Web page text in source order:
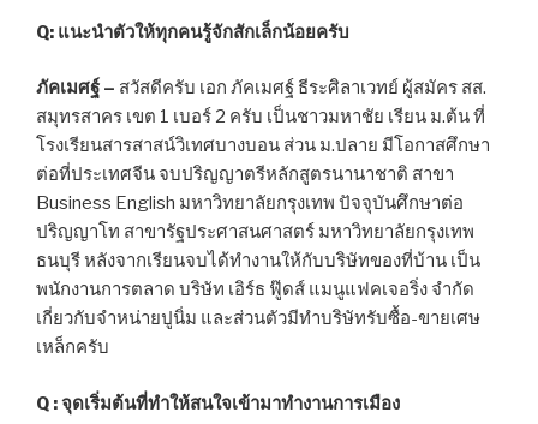
Q: แนะนำตัวให้ทุกคนรู้จักสักเล็กน้อยครับ
ภัคเมศฐ์ – สวัสดีครับ เอก ภัคเมศฐ์ ธีระศิลาเวทย์ ผู้สมัคร สส.
สมุทรสาคร เขต 1 เบอร์ 2 ครับ เป็นชาวมหาชัย เรียน ม.ต้น ที่
โรงเรียนสารสาสน์วิเทศบางบอน ส่วน ม.ปลาย มีโอกาสศึกษา
ต่อที่ประเทศจีน จบปริญญาตรีหลักสูตรนานาชาติ สาขา
Business English มหาวิทยาลัยกรุงเทพ ปัจจุบันศึกษาต่อ
ปริญญาโท สาขารัฐประศาสนศาสตร์ มหาวิทยาลัยกรุงเทพ
ธนบุรี หลังจากเรียนจบได้ทำงานให้กับบริษัทของที่บ้าน เป็น
พนักงานการตลาด บริษัท เอิร์ธ ฟู๊ดส์ แมนูแฟคเจอริ่ง จำกัด
เกี่ยวกับจำหน่ายปูนิ่ม และส่วนตัวมีทำบริษัทรับซื้อ-ขายเศษ
เหล็กครับ
Q : จุดเริ่มต้นที่ทำให้สนใจเข้ามาทำงานการเมือง